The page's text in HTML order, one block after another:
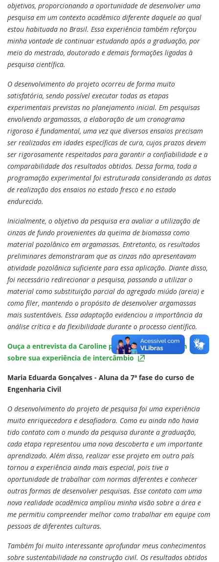
objetivos, proporcionando a oportunidade de desenvolver uma
pesquisa em um contexto acadêmico diferente daquele ao qual
estou habituada no Brasil. Essa experiência também reforçou
minha vontade de continuar estudando após a graduação, por
meio do mestrado, doutorado e demais formações ligadas à
pesquisa científica.
O desenvolvimento do projeto ocorreu de forma muito
satisfatória, sendo possível executar todas as etapas
experimentais previstas no planejamento inicial. Em pesquisas
envolvendo argamassas, a elaboração de um cronograma
rigoroso é fundamental, uma vez que diversos ensaios precisam
ser realizados em idades específicas de cura, cujos prazos devem
ser rigorosamente respeitados para garantir a confiabilidade e a
comparabilidade dos resultados obtidos. Dessa forma, toda a
programação experimental foi estruturada considerando as datas
de realização dos ensaios no estado fresco e no estado
endurecido.
Inicialmente, o objetivo da pesquisa era avaliar a utilização de
cinzas de fundo provenientes da queima de biomassa como
material pozolânico em argamassas. Entretanto, os resultados
preliminares demonstraram que as cinzas não apresentavam
atividade pozolânica suficiente para essa aplicação. Diante disso,
foi necessário redirecionar a pesquisa, passando a utilizar o
material como substituição parcial do agregado miúdo (areia) e
como fíler, mantendo o propósito de desenvolver argamassas
mais sustentáveis. Essa adaptação evidenciou a importância da
análise crítica e da flexibilidade durante o processo científico.
Ouça a entrevista da Caroline para o poscast IFSC em Pauta
sobre sua experiência de intercâmbio
Maria Eduarda Gonçalves - Aluna da 7ª fase do curso de
Engenharia Civil
O desenvolvimento do projeto de pesquisa foi uma experiência
muito enriquecedora e desafiadora. Como eu ainda não havia
tido contato com o mundo da pesquisa durante a graduação,
cada etapa representou uma nova descoberta e um importante
aprendizado. Além disso, realizar esse projeto em outro país
tornou a experiência ainda mais especial, pois tive a
oportunidade de trabalhar com normas diferentes e conhecer
outras formas de desenvolver pesquisas. Esse contato com uma
nova realidade acadêmica ampliou minha visão sobre a área e
me permitiu compreender melhor como trabalhar em equipe com
pessoas de diferentes culturas.
Também foi muito interessante aprofundar meus conhecimentos
sobre sustentabilidade na construção civil. Os resultados obtidos